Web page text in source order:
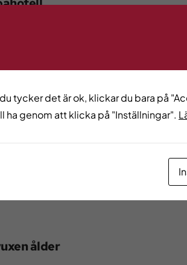
ålder
tycker det är ok, klickar du bara på
ha genom att klicka på "Inställningar".